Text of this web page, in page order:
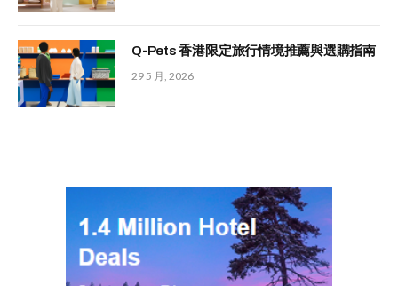
Q-Pets 香港限定旅行情境推薦與選購指南
29 5 月, 2026